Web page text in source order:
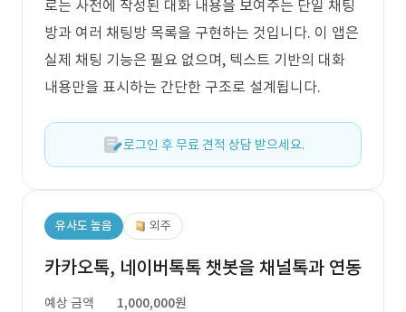
로는 사전에 작성된 대화 내용을 보여주는 단일 채팅
방과 여러 채팅방 목록을 구현하는 것입니다. 이 앱은
실제 채팅 기능은 필요 없으며, 텍스트 기반의 대화
내용만을 표시하는 간단한 구조로 설계됩니다.
로그인 후 무료 견적 상담 받으세요.
유사도 높음 외주
카카오톡, 네이버톡톡 챗봇을 채널톡과 연동
예상 금액
1,000,000원